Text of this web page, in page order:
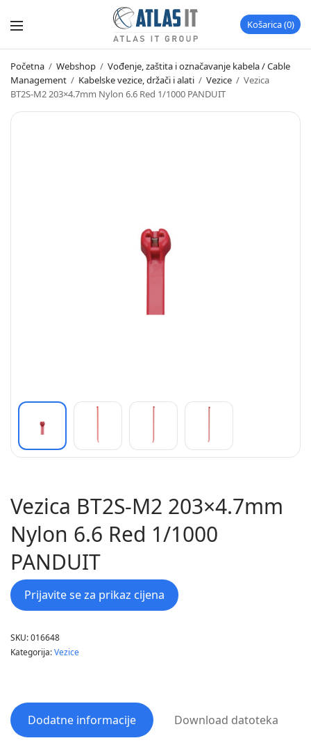
Košarica 0
Početna / Webshop / Vođenje, zaštita i označavanje kabela / Cable
Management / Kabelske vezice, držači i alati / Vezice / Vezica
BT2S-M2 203×4.7mm Nylon 6.6 Red 1/1000 PANDUIT
Vezica BT2S-M2 203×4.7mm
Nylon 6.6 Red 1/1000
PANDUIT
Prijavite se za prikaz cijena
SKU:016648
Kategorija:Vezice
Dodatne informacije Download datoteka